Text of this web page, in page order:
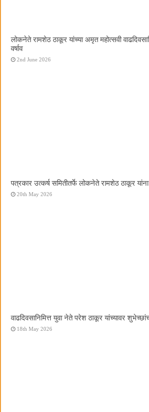
लोकनेते रामशेठ ठाकूर यांच्या अमृत महोत्सवी
वर्षाव
2nd June 2026
पत्रकार उत्कर्ष समितीतर्फे लोकनेते रामशेठ ठाकूर
20th May 2026
वाढदिवसानिमित्त युवा नेते परेश ठाकूर यांच्यावर
18th May 2026